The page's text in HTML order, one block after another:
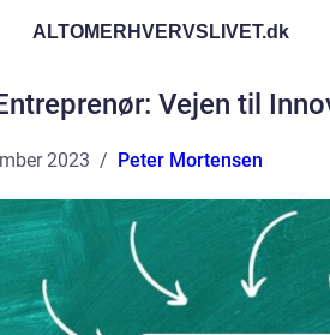
ALTOMERHVERVSLIVET.dk
Vejen til
2023 Peter Mortensen